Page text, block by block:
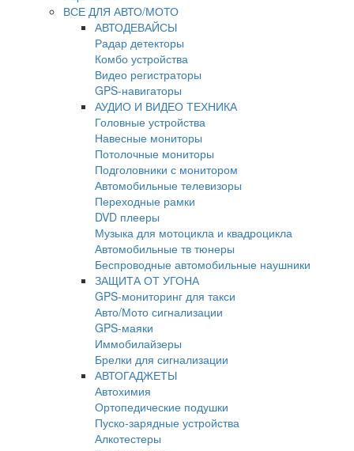
ВСЕ ДЛЯ АВТО/МОТО
АВТОДЕВАЙСЫ
Радар детекторы
Комбо устройства
Видео регистраторы
GPS-навигаторы
АУДИО И ВИДЕО ТЕХНИКА
Головные устройства
Навесные мониторы
Потолочные мониторы
Подголовники с монитором
Автомобильные телевизоры
Переходные рамки
DVD плееры
Музыка для мотоцикла и квадроцикла
Автомобильные тв тюнеры
Беспроводные автомобильные наушники
ЗАЩИТА ОТ УГОНА
GPS-мониторинг для такси
Авто/Мото сигнализации
GPS-маяки
Иммобилайзеры
Брелки для сигнализации
АВТОГАДЖЕТЫ
Автохимия
Ортопедические подушки
Пуско-зарядные устройства
Алкотестеры